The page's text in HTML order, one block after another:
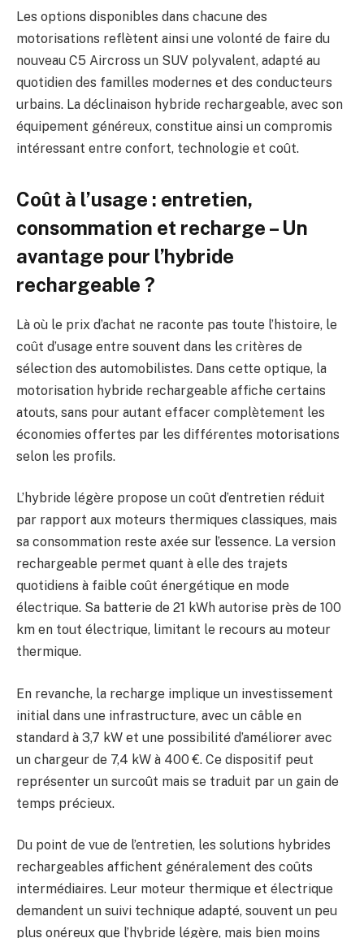
Les options disponibles dans chacune des
motorisations reflètent ainsi une volonté de faire du
nouveau C5 Aircross un SUV polyvalent, adapté au
quotidien des familles modernes et des conducteurs
urbains. La déclinaison hybride rechargeable, avec son
équipement généreux, constitue ainsi un compromis
intéressant entre confort, technologie et coût.
Coût à l’usage : entretien,
consommation et recharge – Un
avantage pour l’hybride
rechargeable ?
Là où le prix d’achat ne raconte pas toute l’histoire, le
coût d’usage entre souvent dans les critères de
sélection des automobilistes. Dans cette optique, la
motorisation hybride rechargeable affiche certains
atouts, sans pour autant effacer complètement les
économies offertes par les différentes motorisations
selon les profils.
L’hybride légère propose un coût d’entretien réduit
par rapport aux moteurs thermiques classiques, mais
sa consommation reste axée sur l’essence. La version
rechargeable permet quant à elle des trajets
quotidiens à faible coût énergétique en mode
électrique. Sa batterie de 21 kWh autorise près de 100
km en tout électrique, limitant le recours au moteur
thermique.
En revanche, la recharge implique un investissement
initial dans une infrastructure, avec un câble en
standard à 3,7 kW et une possibilité d’améliorer avec
un chargeur de 7,4 kW à 400 €. Ce dispositif peut
représenter un surcoût mais se traduit par un gain de
temps précieux.
Du point de vue de l’entretien, les solutions hybrides
rechargeables affichent généralement des coûts
intermédiaires. Leur moteur thermique et électrique
demandent un suivi technique adapté, souvent un peu
plus onéreux que l’hybride légère, mais bien moins